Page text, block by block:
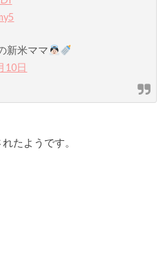
新米ママ
10日
たようです。